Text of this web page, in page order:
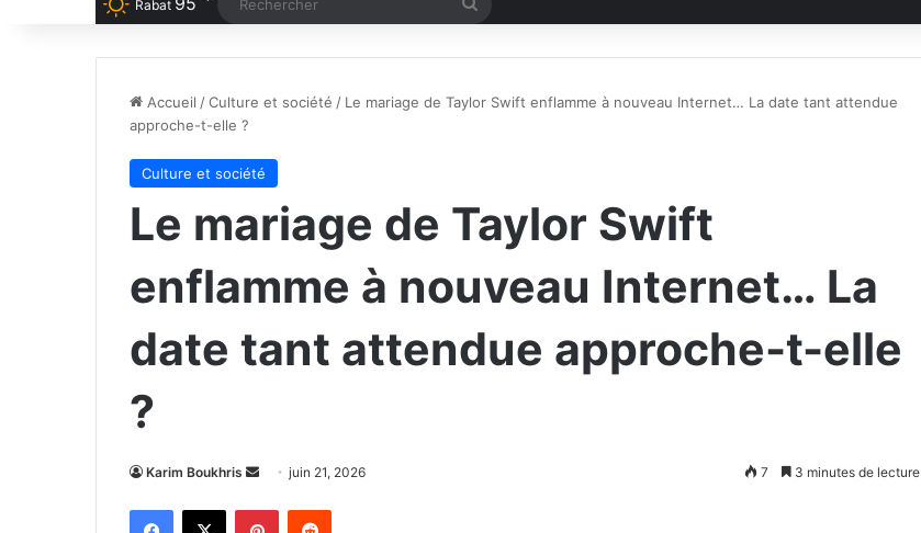
Rabat
Accueil /Culture et société / Le mariage de Taylor Swift enflamme à nouveau Internet… La date tant attendue
approche-t-elle ?
Culture et société
Le mariage de Taylor Swift
enflamme à nouveau Internet… La
date tant attendue approche-t-elle
?
Karim Boukhris
Envoyer
courriel
juin 21, 2026 7 3 minutes de lecture
Facebook
X PinterestReddit